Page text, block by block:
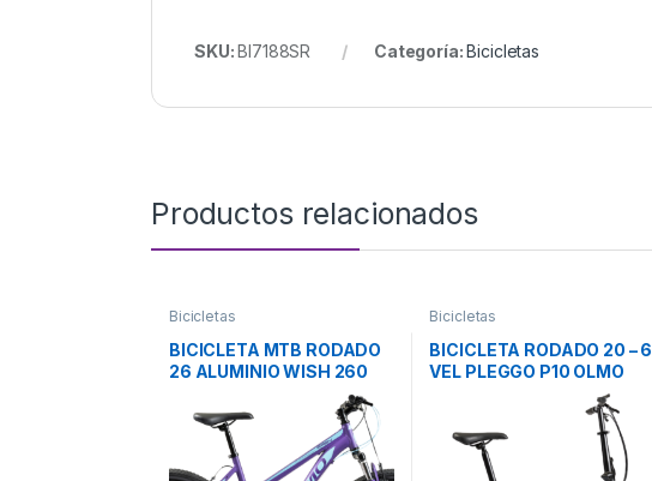
SKU:BI7188SR Categoría:Bicicletas
Productos relacionados
Bicicletas
BICICLETA MTB RODADO
26 ALUMINIO WISH 260
Bicicletas
BICICLETA RODADO 20 – 6
VEL PLEGGO P10 OLMO